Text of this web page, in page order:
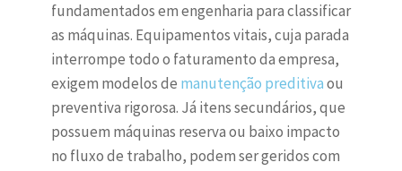
fundamentados em engenharia para classificar
as máquinas. Equipamentos vitais, cuja parada
interrompe todo o faturamento da empresa,
exigem modelos de manutenção preditivaou
preventiva rigorosa. Já itens secundários, que
possuem máquinas reserva ou baixo impacto
no fluxo de trabalho, podem ser geridos com